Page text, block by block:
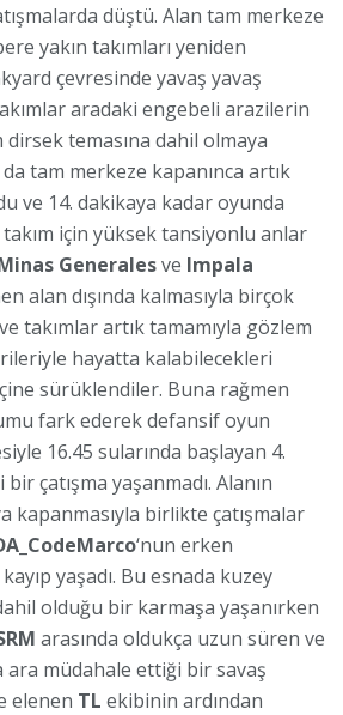
düştü. Alan tam merkeze
yakın takımları yeniden
çevresinde yavaş yavaş
aradaki engebeli arazilerin
dirsek temasına dahil olmaya
tam merkeze kapanınca artık
ve 14. dakikaya kadar oyunda
takım için yüksek tansiyonlu anlar
Generalesve Impala
alan dışında kalmasıyla birçok
takımlar artık tamamıyla gözlem
hayatta kalabilecekleri
sürüklendiler. Buna rağmen
fark ederek defansif oyun
16.45 sularında başlayan 4.
çatışma yaşanmadı. Alanın
kapanmasıyla birlikte çatışmalar
‘nun erken
yaşadı. Bu esnada kuzey
olduğu bir karmaşa yaşanırken
arasında oldukça uzun süren ve
ara müdahale ettiği bir savaş
elenen TL ekibinin ardından